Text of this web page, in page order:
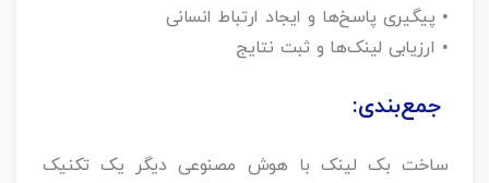
• پیگیری پاسخ‌ها و ایجاد ارتباط انسانی
• ارزیابی لینک‌ها و ثبت نتایج
جمع‌بندی:
ساخت بک لینک با هوش مصنوعی دیگر یک تکنیک